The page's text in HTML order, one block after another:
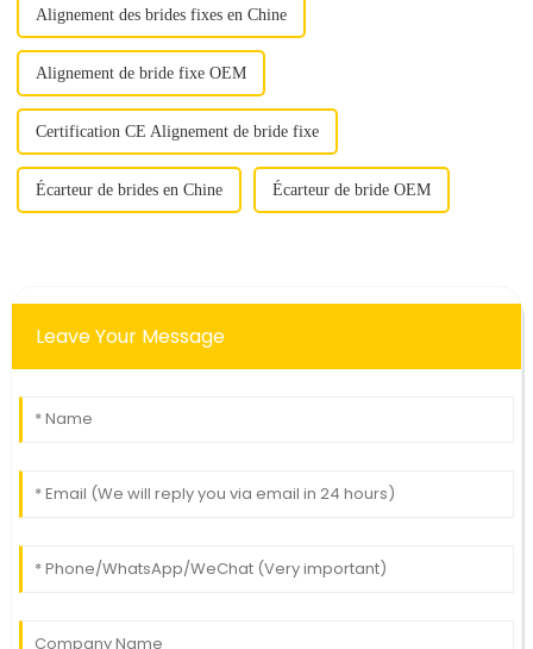
Alignement des brides fixes en Chine
Alignement de bride fixe OEM
Certification CE Alignement de bride fixe
Écarteur de brides en Chine Écarteur de bride OEM
Leave Your Message